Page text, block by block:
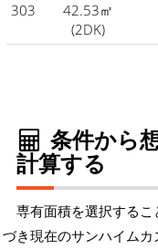
303
42.53㎡
(2DK)
条件から
計算する
専有面積を選択する
づき現在のサンハイム